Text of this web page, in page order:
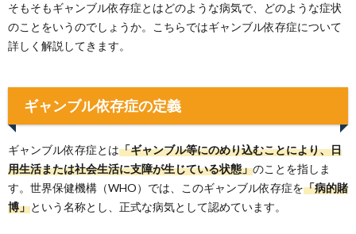
そもそもギャンブル依存症とはどのような病気で、どのような症状
のことをいうのでしょうか。こちらではギャンブル依存症について
詳しく解説してきます。
ギャンブル依存症の定義
ギャンブル依存症とは「ギャンブル等にのめり込むことにより、日
用生活または社会生活に支障が生じている状態」のことを指しま
す。世界保健機構（WHO）では、このギャンブル依存症を「病的賭
博」という名称とし、正式な病気として認めています。